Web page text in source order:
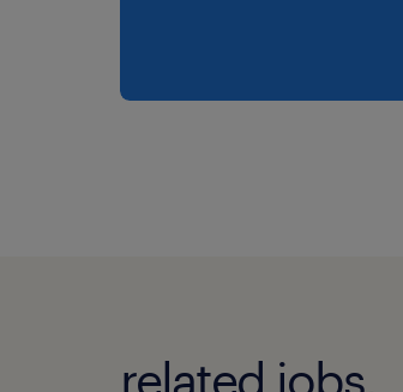
related jobs.